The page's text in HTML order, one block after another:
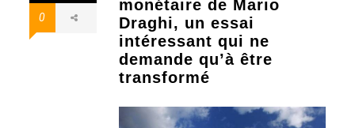
0
monétaire de Mario
Draghi, un essai
intéressant qui ne
demande qu’à être
transformé